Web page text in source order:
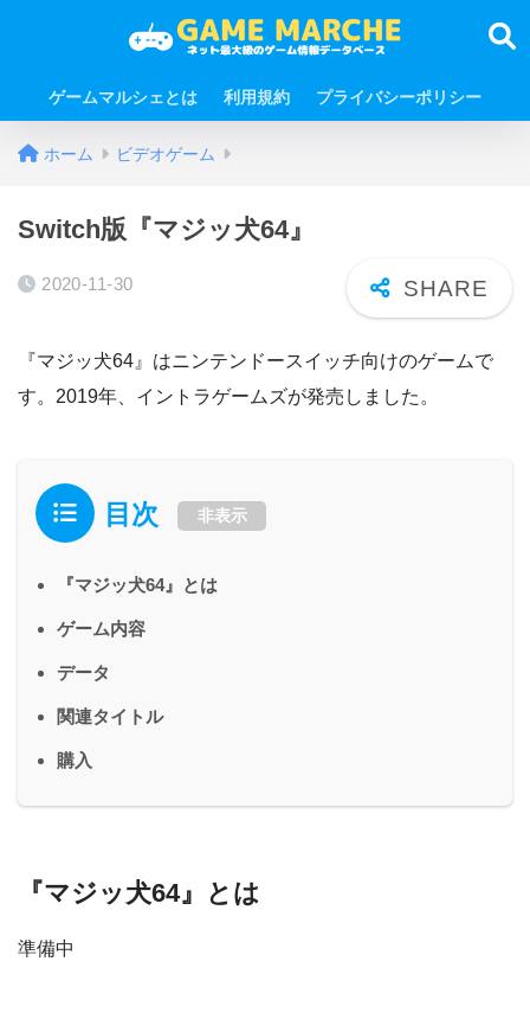
ゲームマルシェとは 利用規約 プライバシーポリシー
ホーム ビデオゲーム
Switch版『マジッ犬64』
2020-11-30
『マジッ犬64』はニンテンドースイッチ向けのゲームで
す。2019年、イントラゲームズが発売しました。
目次 非表示
『マジッ犬64』とは
ゲーム内容
データ
関連タイトル
購入
『マジッ犬64』とは
準備中